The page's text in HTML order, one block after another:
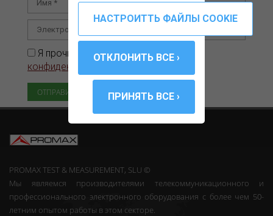
Я прочитал и принимаюПолитику
конфиденциальности
PROMAX TEST & MEASUREMENT, SLU ©
Мы являемся производителями телекоммуникационного и
профессионального электронного оборудования с более чем 50-
летним опытом работы в этом секторе.